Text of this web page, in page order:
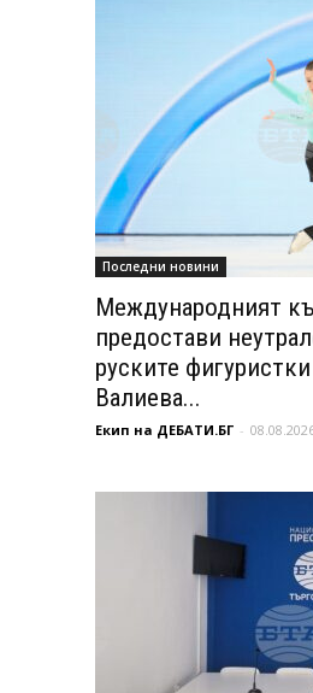
Последни новини
Международният
предостави
руските
Валиева...
Екип на ДЕБАТИ.БГ -